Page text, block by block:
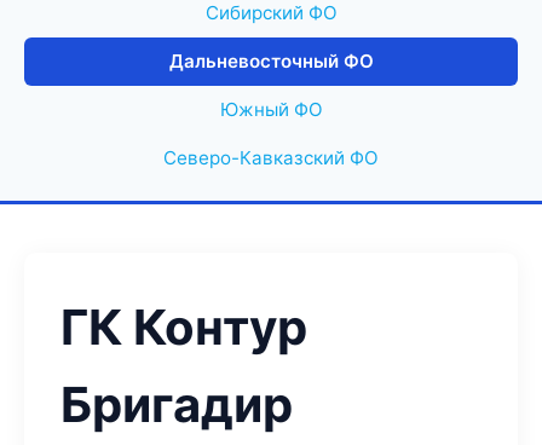
Сибирский ФО
Дальневосточный ФО
Южный ФО
Северо-Кавказский ФО
ГК Контур
Бригадир